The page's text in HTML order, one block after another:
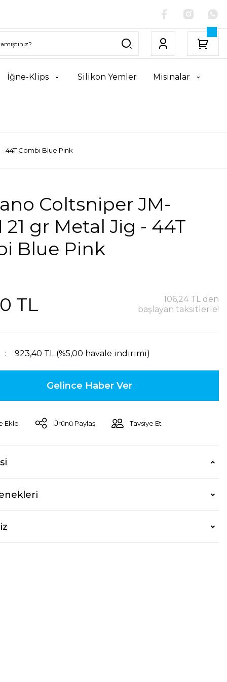
İğne-Klips Silikon Yemler Misinalar
44T Combi Blue Pink
Coltsniper JM-
21 gr Metal Jig - 44T
Blue Pink
TL
106,24 TL den
başlayan taksitlerle!
923,40 TL (%5,00 havale indirimi)
Gelince Haber Ver
Ürünü Paylaş Tavsiye Et